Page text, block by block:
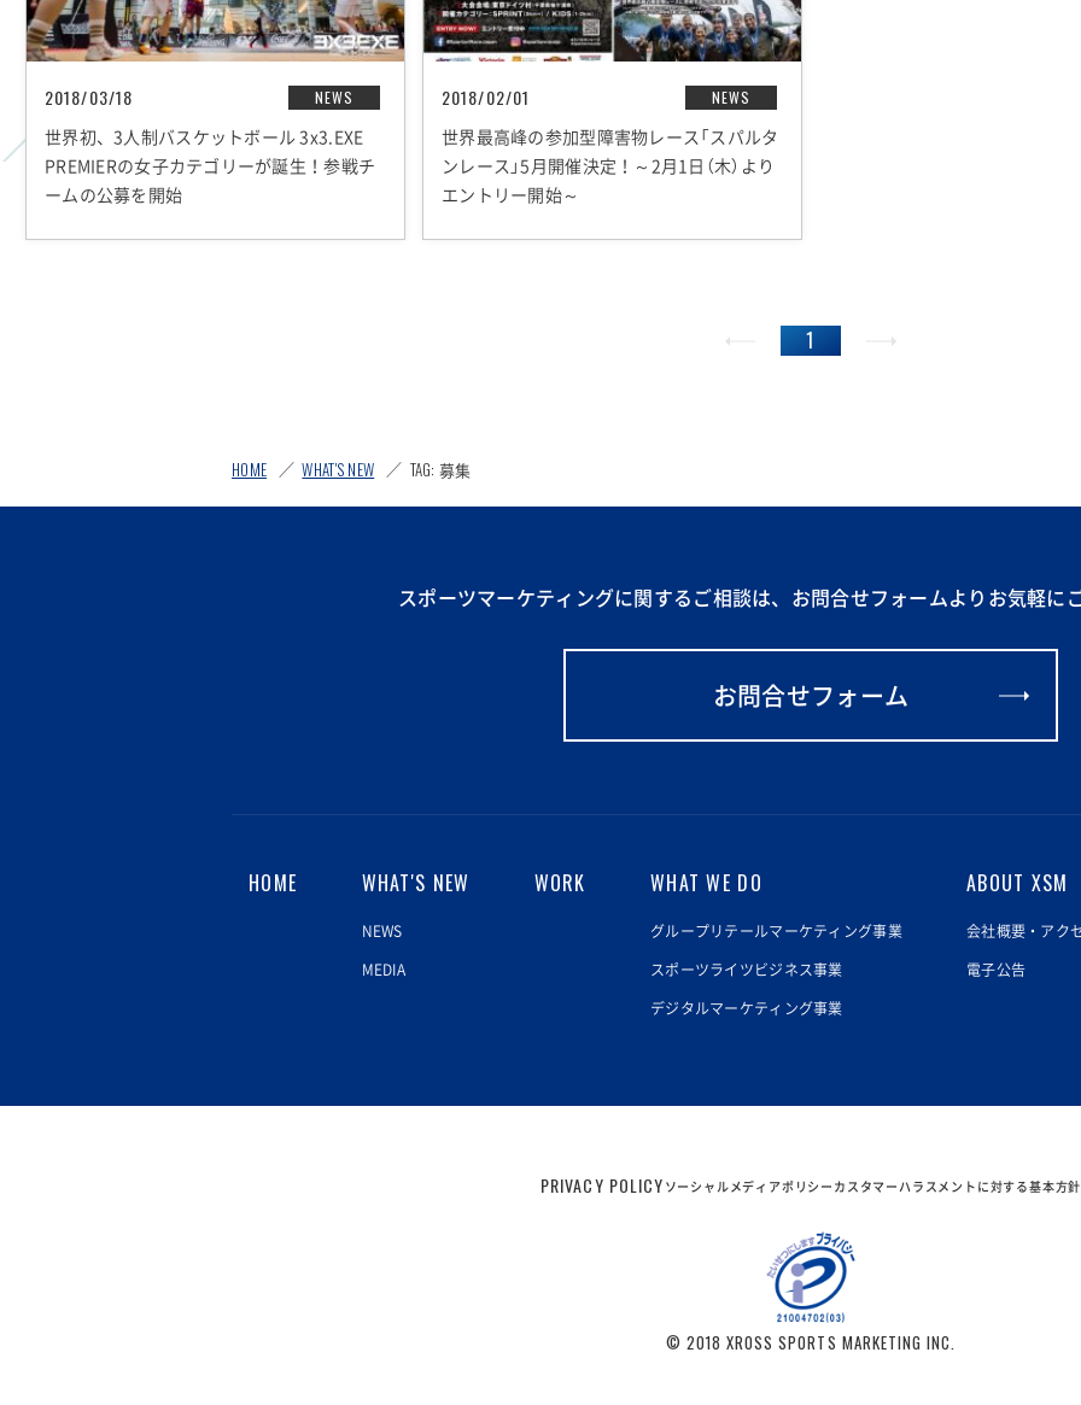
NEWS
2018/03/18
世界初、3人制バスケットボール 3x3.EXE
PREMIERの女子カテゴリーが誕生！参戦チ
ームの公募を開始
NEWS
2018/02/01
世界最高峰の参加型障害物レース「スパルタ
ンレース」5月開催決定！～2月1日（木）より
エントリー開始～
1
HOME WHAT'S NEW TAG: 募集
スポーツマーケティングに関するご相談は、 お問合せフォームより お気軽に
お問合せフォーム
HOME WHAT'S NEW
NEWS
MEDIA
WORK WHAT WE DO
グループリテールマーケティング事業
スポーツライツビジネス事業
デジタルマーケティング事業
ABOUT XSM
会社概要・アク
電子公告
PRIVACY POLICY ソーシャルメディアポリシー カスタマーハラスメントに対する基本方針
© 2018 XROSS SPORTS MARKETING INC.